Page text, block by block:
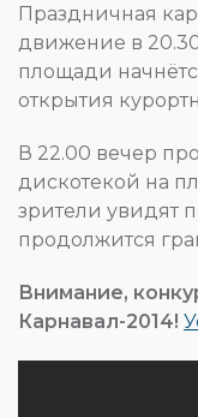
Праздничная
движение в
площади
открытия
В 22.00 вечер
дискотекой на
зрители увидят
продолжится
Внимание,
Карнавал-2014!